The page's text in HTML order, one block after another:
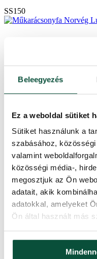
Beleegyezés
Ez a weboldal sütiket
Sütiket használunk a
szabásához,
valamint
közösségi média-,
megosztjuk az Ön
adatait, akik
adatokkal, amelyeket
Ön által használt más
SS150